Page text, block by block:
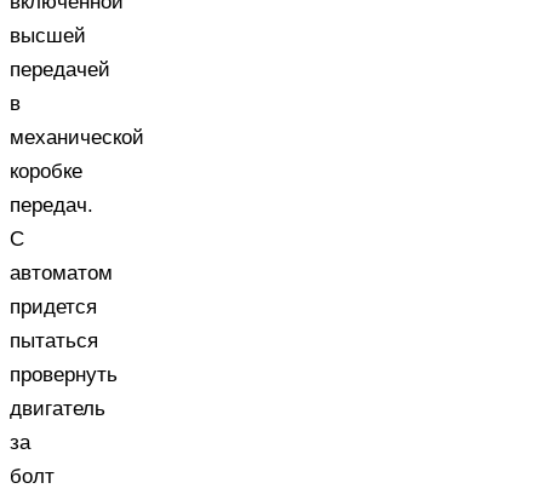
высшей
передачей
в
механической
коробке
передач.
С
автоматом
придется
пытаться
провернуть
двигатель
за
болт